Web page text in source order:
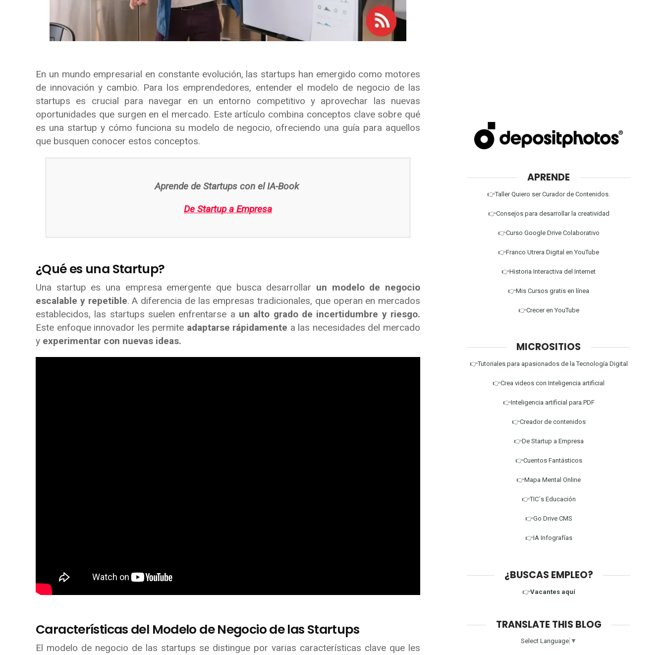
En un mundo empresarial en constante evolución, las startups han emergido como motores
de innovación y cambio. Para los emprendedores, entender el modelo de negocio de las
startups es crucial para navegar en un entorno competitivo y aprovechar las nuevas
oportunidades que surgen en el mercado. Este artículo combina conceptos clave sobre qué
es una startup y cómo funciona su modelo de negocio, ofreciendo una guía para aquellos
que busquen conocer estos conceptos.
Aprende de Startups con el IA-Book
De Startup a Empresa
¿Qué es una Startup?
Una startup es una empresa emergente que busca desarrollar un modelo de negocio
escalable y repetible. A diferencia de las empresas tradicionales, que operan en mercados
establecidos, las startups suelen enfrentarse a un alto grado de incertidumbre y riesgo.
Este enfoque innovador les permite adaptarse rápidamente a las necesidades del mercado
y experimentar con nuevas ideas.
Características del Modelo de Negocio de las Startups
El modelo de negocio de las startups se distingue por varias características clave que les
APRENDE
👉Taller Quiero ser Curador de Contenidos.
👉Consejos para desarrollar la creatividad
👉Curso Google Drive Colaborativo
👉Franco Utrera Digital en YouTube
👉Historia Interactiva del Internet
👉Mis Cursos gratis en línea
👉Crecer en YouTube
MICROSITIOS
👉Tutoriales para apasionados de la Tecnología Digital
👉Crea videos con Inteligencia artificial
👉Inteligencia artificial para PDF
👉Creador de contenidos
👉De Startup a Empresa
👉Cuentos Fantásticos
👉Mapa Mental Online
👉TIC´s Educación
👉Go Drive CMS
👉IA Infografías
¿BUSCAS EMPLEO?
👉Vacantes aquí
TRANSLATE THIS BLOG
Select Language ▼